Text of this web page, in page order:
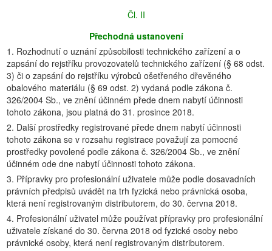
Čl. II
Přechodná ustanovení
1. Rozhodnutí o uznání způsobilosti technického zařízení a o
zapsání do rejstříku provozovatelů technického zařízení (§ 68 odst.
3) či o zapsání do rejstříku výrobců ošetřeného dřevěného
obalového materiálu (§ 69 odst. 2) vydaná podle zákona č.
326/2004 Sb., ve znění účinném přede dnem nabytí účinnosti
tohoto zákona, jsou platná do 31. prosince 2018.
2. Další prostředky registrované přede dnem nabytí účinnosti
tohoto zákona se v rozsahu registrace považují za pomocné
prostředky povolené podle zákona č. 326/2004 Sb., ve znění
účinném ode dne nabytí účinnosti tohoto zákona.
3. Přípravky pro profesionální uživatele může podle dosavadních
právních předpisů uvádět na trh fyzická nebo právnická osoba,
která není registrovaným distributorem, do 30. června 2018.
4. Profesionální uživatel může používat přípravky pro profesionální
uživatele získané do 30. června 2018 od fyzické osoby nebo
právnické osoby, která není registrovaným distributorem.